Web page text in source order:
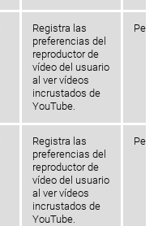
Registra las
preferencias del
reproductor de
vídeo del usuario
al ver vídeos
incrustados de
YouTube.
Registra las
preferencias del
reproductor de
vídeo del usuario
al ver vídeos
incrustados de
YouTube.